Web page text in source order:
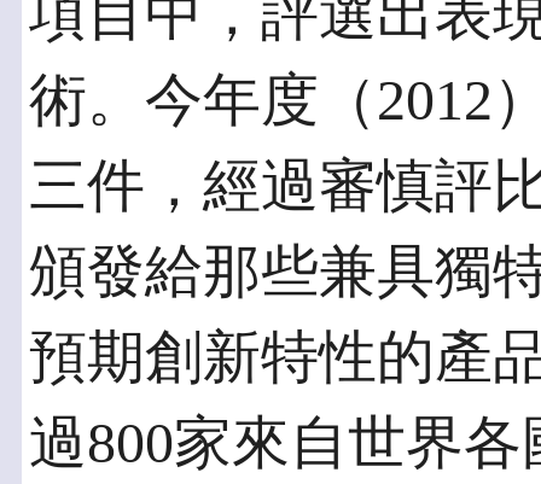
項目中，評選出表
術。今年度（2012
三件，經過審慎評
頒發給那些兼具獨
預期創新特性的產
過800家來自世界